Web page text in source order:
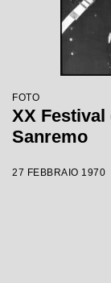
FOTO
XX Festival
Sanremo
27 FEBBRAIO 1970